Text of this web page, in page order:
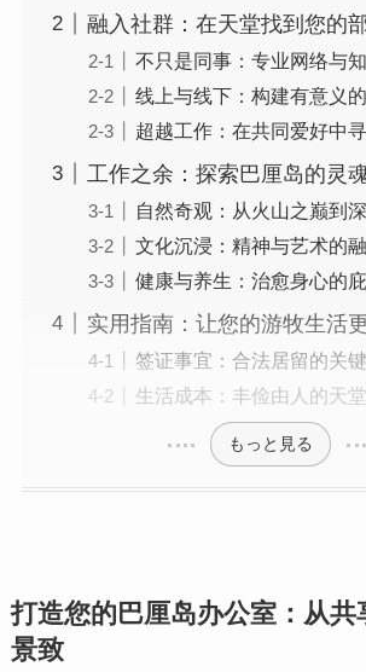
融入社群：在天堂找到您的
不只是同事：专业网络与
线上与线下：构建有意义
超越工作：在共同爱好中
工作之余：探索巴厘岛的灵
自然奇观：从火山之巅到
文化沉浸：精神与艺术的
健康与养生：治愈身心的
实用指南：让您的游牧生活
签证事宜：合法居留的关键
生活成本：丰俭由人的天堂
もっと見る
打造您的巴厘岛办公室：从共
景致